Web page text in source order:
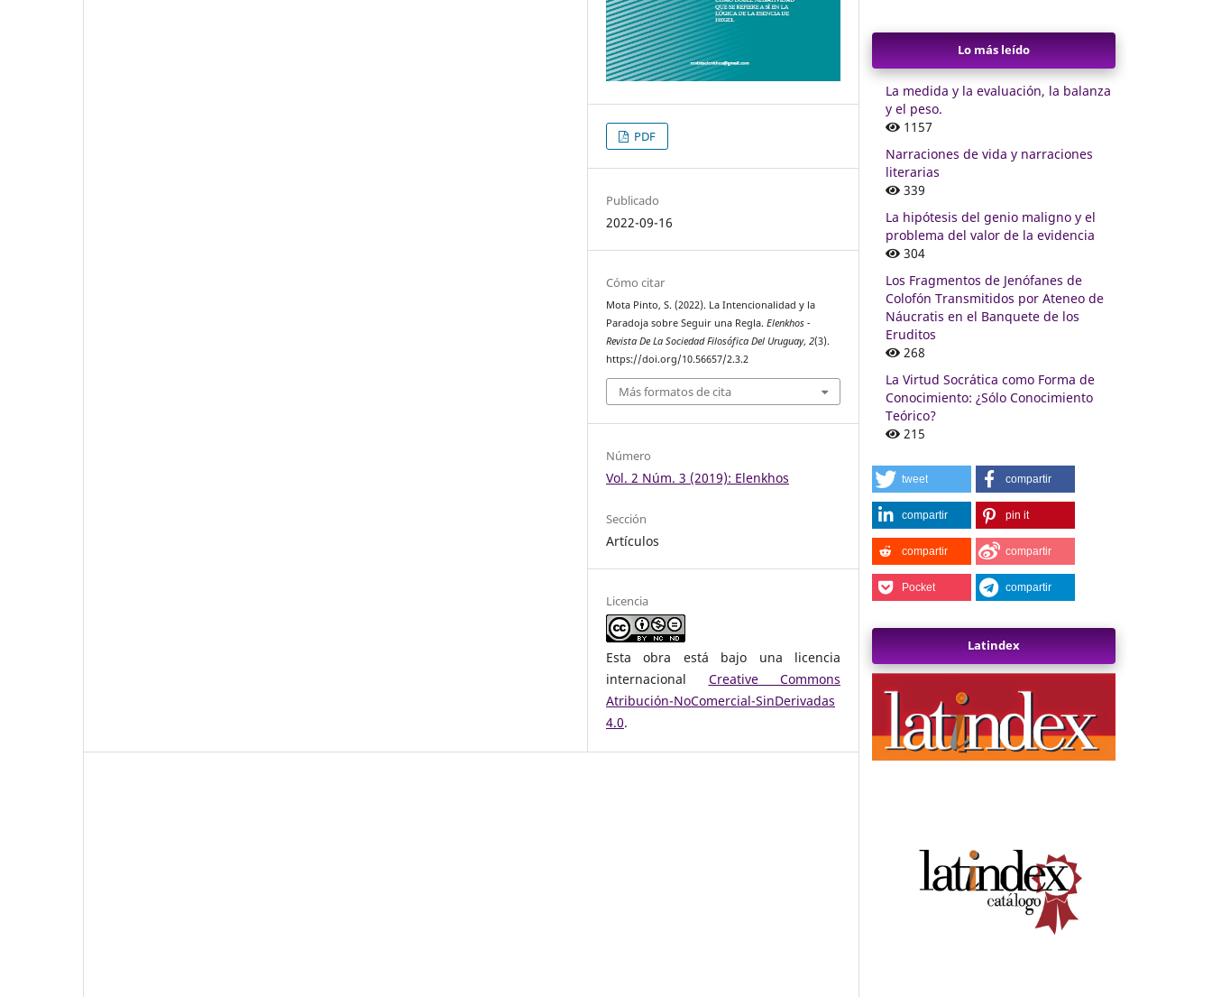
PDF
Publicado
2022-09-16
Cómo citar
Mota Pinto, S. (2022). La Intencionalidad y la
Paradoja sobre Seguir una Regla.Elenkhos -
Revista De La Sociedad Filosófica Del Uruguay,2(3).
https://doi.org/10.56657/2.3.2
Más formatos de cita
Número
Vol. 2 Núm. 3 (2019): Elenkhos
Sección
Artículos
Licencia
Esta obra está bajo una licencia
internacional Creative Commons
Atribución-NoComercial-SinDerivadas
4.0.
Lo más leído
La medida y la evaluación, la balanza
y el peso.
1157
Narraciones de vida y narraciones
literarias
339
La hipótesis del genio maligno y el
problema del valor de la evidencia
304
Los Fragmentos de Jenófanes de
Colofón Transmitidos por Ateneo de
Náucratis en el Banquete de los
Eruditos
268
La Virtud Socrática como Forma de
Conocimiento: ¿Sólo Conocimiento
Teórico?
215
tweet compartir
compartir pin it
compartir compartir
Pocket compartir
Latindex